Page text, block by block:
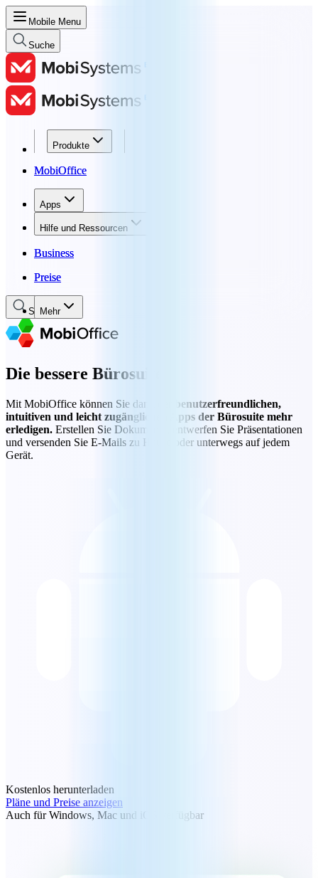
Mobile Menu
Suche
Produkte
MobiOffice
Apps
Hilfe und Ressourcen
Business
Preise
Mehr
Produkte
MobiOffice
Apps
Hilfe und Ressourcen
Business
Preise
Suche
Die bessere Bürosuite
Mit MobiOffice können Sie dank der
benutzerfreundlichen,
intuitiven und leicht zugänglichen Apps der Bürosuite mehr
erledigen. Erstellen Sie Dokumente, entwerfen Sie Präsentationen
und versenden Sie E-Mails zu Hause oder unterwegs auf jedem
Gerät.
Kostenlos herunterladen
Pläne und Preise anzeigen
Auch für Windows, Mac und iOS verfügbar